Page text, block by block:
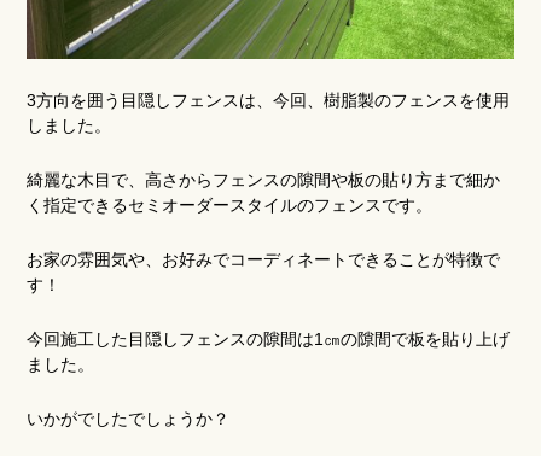
3方向を囲う目隠しフェンスは、今回、樹脂製のフェンスを使用
しました。
綺麗な木目で、高さからフェンスの隙間や板の貼り方まで細か
く指定できるセミオーダースタイルのフェンスです。
お家の雰囲気や、お好みでコーディネートできることが特徴で
す！
今回施工した目隠しフェンスの隙間は1㎝の隙間で板を貼り上げ
ました。
いかがでしたでしょうか？